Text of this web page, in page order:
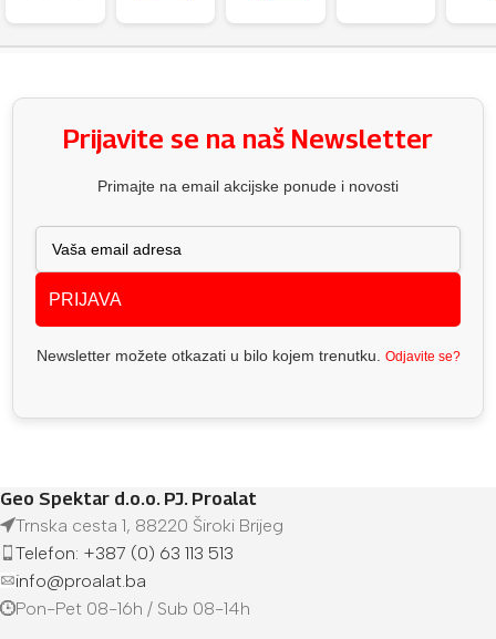
Prijavite se na naš Newsletter
Primajte na email akcijske ponude i novosti
PRIJAVA
Newsletter možete otkazati u bilo kojem trenutku. Odjavite se?
Geo Spektar d.o.o. PJ. Proalat
Trnska cesta 1, 88220 Široki Brijeg
Telefon: +387 (0) 63 113 513
info@proalat.ba
Pon-Pet 08-16h / Sub 08-14h